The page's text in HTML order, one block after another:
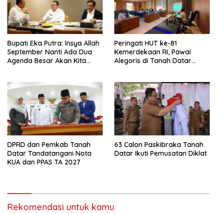
Bupati Eka Putra: Insya Allah
September Nanti Ada Dua
Agenda Besar Akan Kita
Peringati HUT ke-81
Kemerdekaan RI, Pawai
Alegoris di Tanah Datar
DPRD dan Pemkab Tanah
Datar Tandatangani Nota
KUA dan PPAS TA 2027
63 Calon Paskibraka Tanah
Datar Ikuti Pemusatan Diklat
Rekomendasi untuk kamu